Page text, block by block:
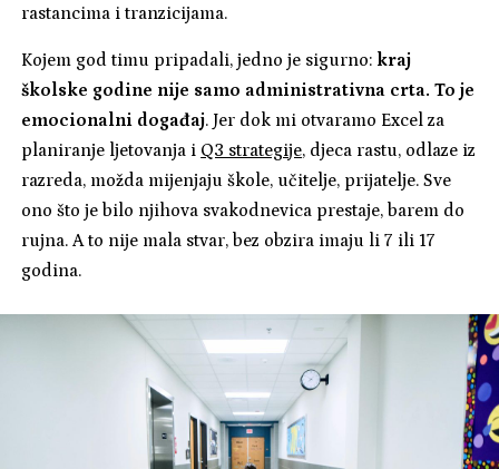
rastancima i tranzicijama.
Kojem god timu pripadali, jedno je sigurno: kraj
školske godine nije samo administrativna crta. To je
emocionalni događaj. Jer dok mi otvaramo Excel za
planiranje ljetovanja i Q3 strategije, djeca rastu, odlaze iz
razreda, možda mijenjaju škole, učitelje, prijatelje. Sve
ono što je bilo njihova svakodnevica prestaje, barem do
rujna. A to nije mala stvar, bez obzira imaju li 7 ili 17
godina.